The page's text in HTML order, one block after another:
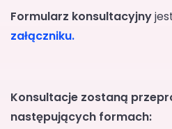
Formularz konsultacyjny
załączniku.
Konsultacje zostaną
następujących formach: